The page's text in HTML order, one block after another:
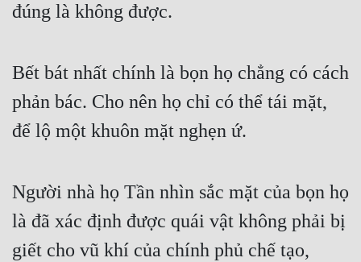
đúng là không được.
Bết bát nhất chính là bọn họ chẳng có cách
phản bác. Cho nên họ chỉ có thể tái mặt,
để lộ một khuôn mặt nghẹn ứ.
Người nhà họ Tần nhìn sắc mặt của bọn họ
là đã xác định được quái vật không phải bị
giết cho vũ khí của chính phủ chế tạo,